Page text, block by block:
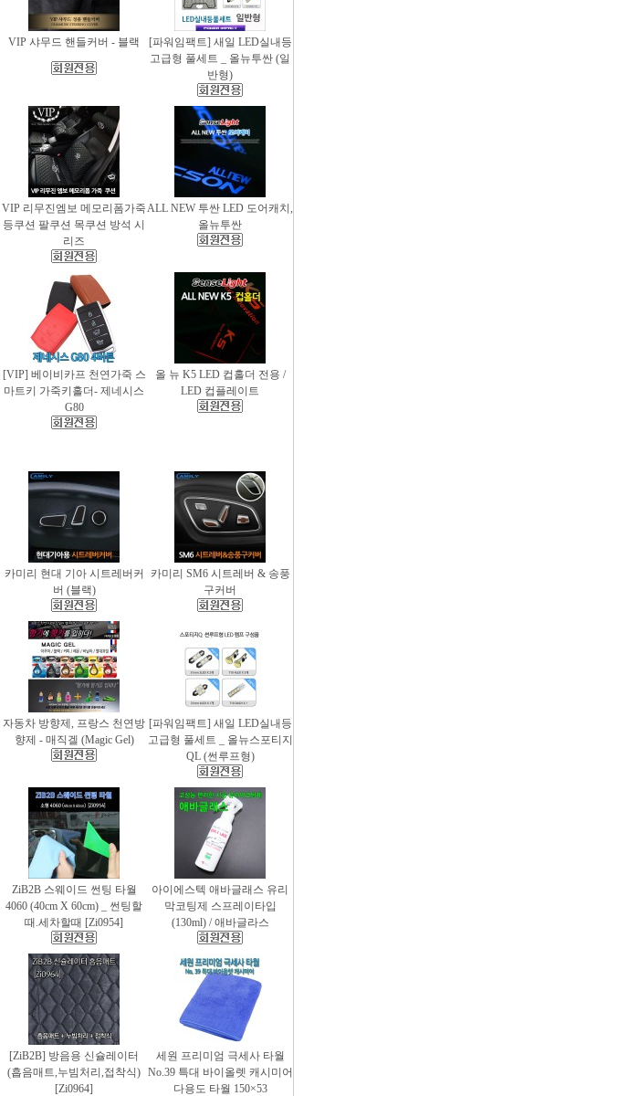
VIP 샤무드 핸들커버 - 블랙
[파워임팩트] 새일 LED실내등
고급형 풀세트 _ 올뉴투싼 (일
반형)
VIP 리무진엠보 메모리폼가죽
등쿠션 팔쿠션 목쿠션 방석 시
리즈
ALL NEW 투싼 LED 도어캐치,
올뉴투싼
[VIP] 베이비카프 천연가죽 스
마트키 가죽키홀더- 제네시스
G80
올 뉴 K5 LED 컵홀더 전용 /
LED 컵플레이트
카미리 현대 기아 시트레버커
버 (블랙)
카미리 SM6 시트레버 & 송풍
구커버
자동차 방향제, 프랑스 천연방
향제 - 매직겔 (Magic Gel)
[파워임팩트] 새일 LED실내등
고급형 풀세트 _ 올뉴스포티지
QL (썬루프형)
ZiB2B 스웨이드 썬팅 타월
4060 (40cm X 60cm) _ 썬팅할
때.세차할때 [Zi0954]
아이에스텍 애바글래스 유리
막코팅제 스프레이타입
(130ml) / 애바글라스
[ZiB2B] 방음용 신슐레이터
(흡음매트,누빔처리,접착식)
[Zi0964]
세원 프리미엄 극세사 타월
No.39 특대 바이올렛 캐시미어
다용도 타월 150×53